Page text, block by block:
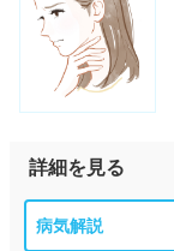
詳細を見る
病気解説